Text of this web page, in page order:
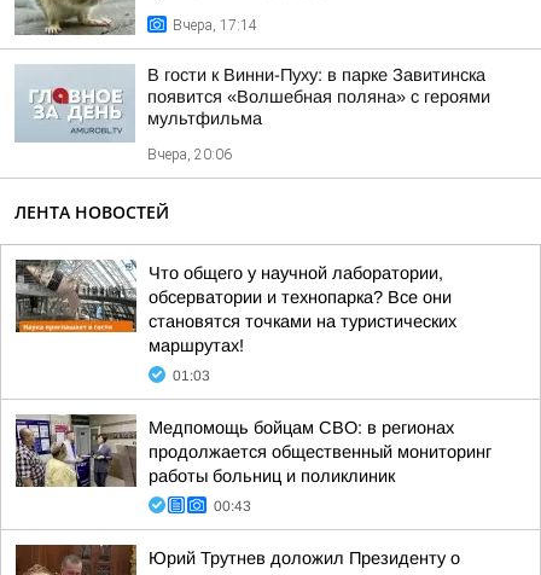
Вчера, 17:14
В гости к Винни-Пуху: в парке Завитинска
появится «Волшебная поляна» с героями
мультфильма
Вчера, 20:06
ЛЕНТА НОВОСТЕЙ
Что общего у научной лаборатории,
обсерватории и технопарка? Все они
становятся точками на туристических
маршрутах!
01:03
Медпомощь бойцам СВО: в регионах
продолжается общественный мониторинг
работы больниц и поликлиник
00:43
Юрий Трутнев доложил Президенту о